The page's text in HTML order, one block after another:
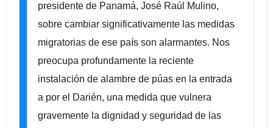
presidente de Panamá, José Raúl Mulino,
sobre cambiar significativamente las medidas
migratorias de ese país son alarmantes. Nos
preocupa profundamente la reciente
instalación de alambre de púas en la entrada
a por el Darién, una medida que vulnera
gravemente la dignidad y seguridad de las